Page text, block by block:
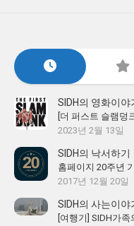
SIDH의 영화이야
[더 퍼스트 슬램덩
2023년 2월 13일
SIDH의 낙서하기
홈페이지 20주년
2017년 12월 20일
SIDH의 사는이야
[여행기] SIDH가